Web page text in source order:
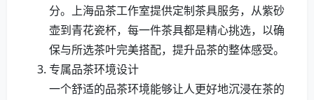
分。上海品茶工作室提供定制茶具服务，从紫砂
壶到青花瓷杯，每一件茶具都是精心挑选，以确
保与所选茶叶完美搭配，提升品茶的整体感受。
专属品茶环境设计
一个舒适的品茶环境能够让人更好地沉浸在茶的